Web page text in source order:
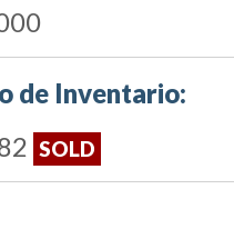
de Inventario:
SOLD